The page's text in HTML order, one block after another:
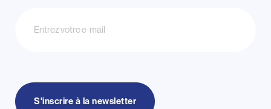
S'inscrire à la newsletter